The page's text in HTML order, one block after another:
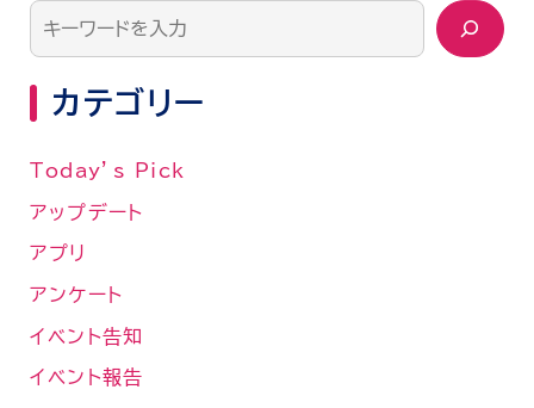
カテゴリー
Today’s Pick
アップデート
アプリ
アンケート
イベント告知
イベント報告